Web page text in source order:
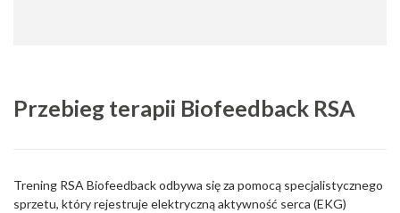
Przebieg terapii Biofeedback RSA
Trening RSA Biofeedback odbywa się za pomocą specjalistycznego
sprzetu, który rejestruje elektryczną aktywność serca (EKG)